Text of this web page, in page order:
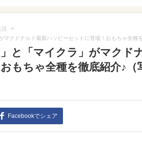
活 >
マクドナルド最新ハッピーセットに登場！おもちゃ全種
と「マイクラ」がマクド
もちゃ全種を徹底紹介♪（
Facebookでシェア